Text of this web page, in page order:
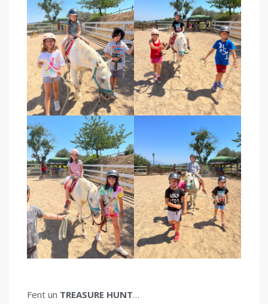
Fent un TREASURE HUNT…